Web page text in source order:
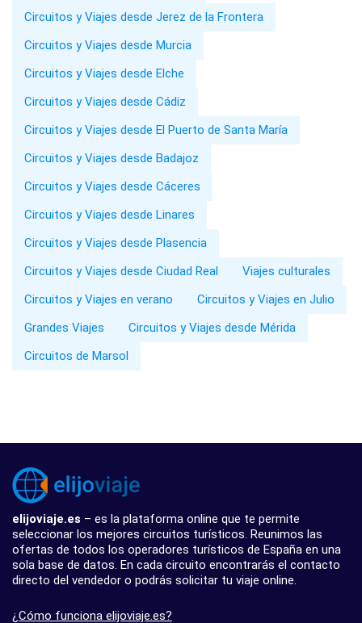
Circuitos y Viajes desde Jerez de la Frontera
Circuitos y Viajes desde Murcia
Circuitos y Viajes desde Elche
Circuitos y Viajes desde Cádiz
Circuitos y Viajes desde El Puerto de Santa María
Circuitos y Viajes desde Badajoz
Circuitos y Viajes desde Cáceres
Circuitos y Viajes desde Linares
Circuitos y Viajes desde Plasencia
Circuitos y Viajes desde Ciudad Real
Viajes culturales
Circuitos y Viajes en verano
Circuitos y Viajes en Julio
Grandes Viajes
Circuitos y Viajes desde Mérida
Circuitos de Marsol
elijoviaje.es – es la plataforma online que te permite
seleccionar los mejores circuitos turísticos. Reunimos las
ofertas de todos los operadores turísticos de España en una
sola base de datos. En cada circuito encontrarás el contacto
directo del vendedor o podrás solicitar tu viaje online.
¿Cómo funciona elijoviaje.es?